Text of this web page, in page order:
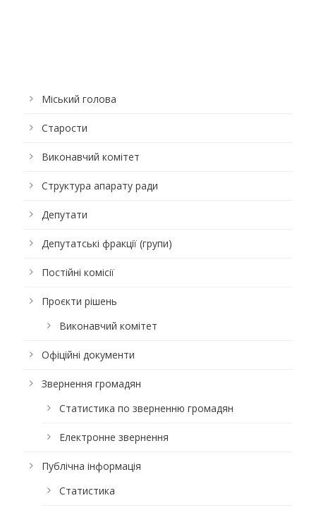
Міський голова
Старости
Виконавчий комітет
Структура апарату ради
Депутати
Депутатські фракції (групи)
Постійні комісії
Проєкти рішень
Виконавчий комітет
Офіційні документи
Звернення громадян
Статистика по зверненню громадян
Електронне звернення
Публічна інформація
Статистика